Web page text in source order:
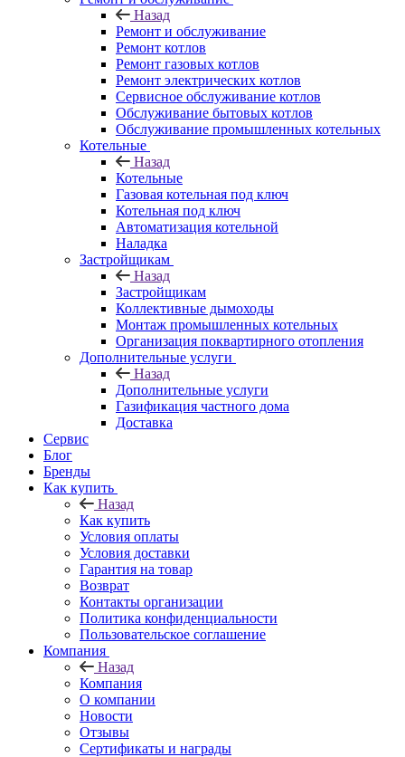
Назад
Ремонт и обслуживание
Ремонт котлов
Ремонт газовых котлов
Ремонт электрических котлов
Сервисное обслуживание котлов
Обслуживание бытовых котлов
Обслуживание промышленных котельных
Котельные
Назад
Котельные
Газовая котельная под ключ
Котельная под ключ
Автоматизация котельной
Наладка
Застройщикам
Назад
Застройщикам
Коллективные дымоходы
Монтаж промышленных котельных
Организация поквартирного отопления
Дополнительные услуги
Назад
Дополнительные услуги
Газификация частного дома
Доставка
Сервис
Блог
Бренды
Как купить
Назад
Как купить
Условия оплаты
Условия доставки
Гарантия на товар
Возврат
Контакты организации
Политика конфиденциальности
Пользовательское соглашение
Компания
Назад
Компания
О компании
Новости
Отзывы
Сертификаты и награды